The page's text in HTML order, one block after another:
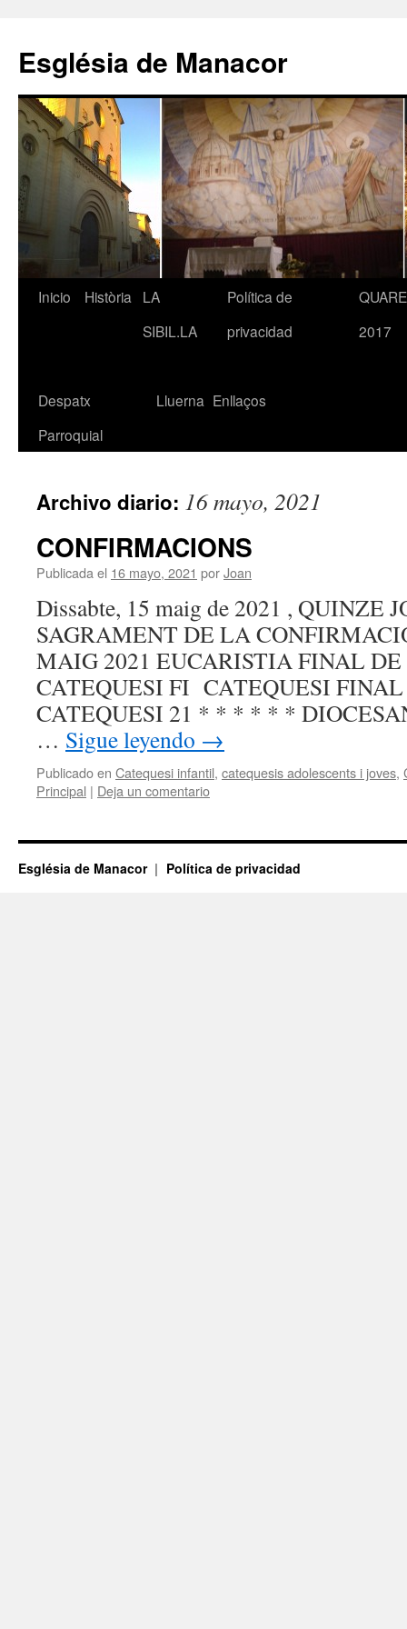
contenido
Església de Manacor
Inicio Història
LA
SIBIL.LA
Política de
privacidad
2017
Despatx
Parroquial
Lluerna Enllaços
Archivo diario: 16 mayo, 2021
CONFIRMACIONS
Publicada el 16 mayo, 2021 porJoan
Dissabte, 15 maig de 2021 , QUINZE
SAGRAMENT DE LA
MAIG 2021 EUCARISTIA FINAL
CATEQUESI FI CATEQUESI
CATEQUESI 21 * * * * * *
… Sigue leyendo →
Publicado en Catequesi infantil, catequesis adolescents i joves,
Principal | Deja un comentario
Església de Manacor Política de privacidad